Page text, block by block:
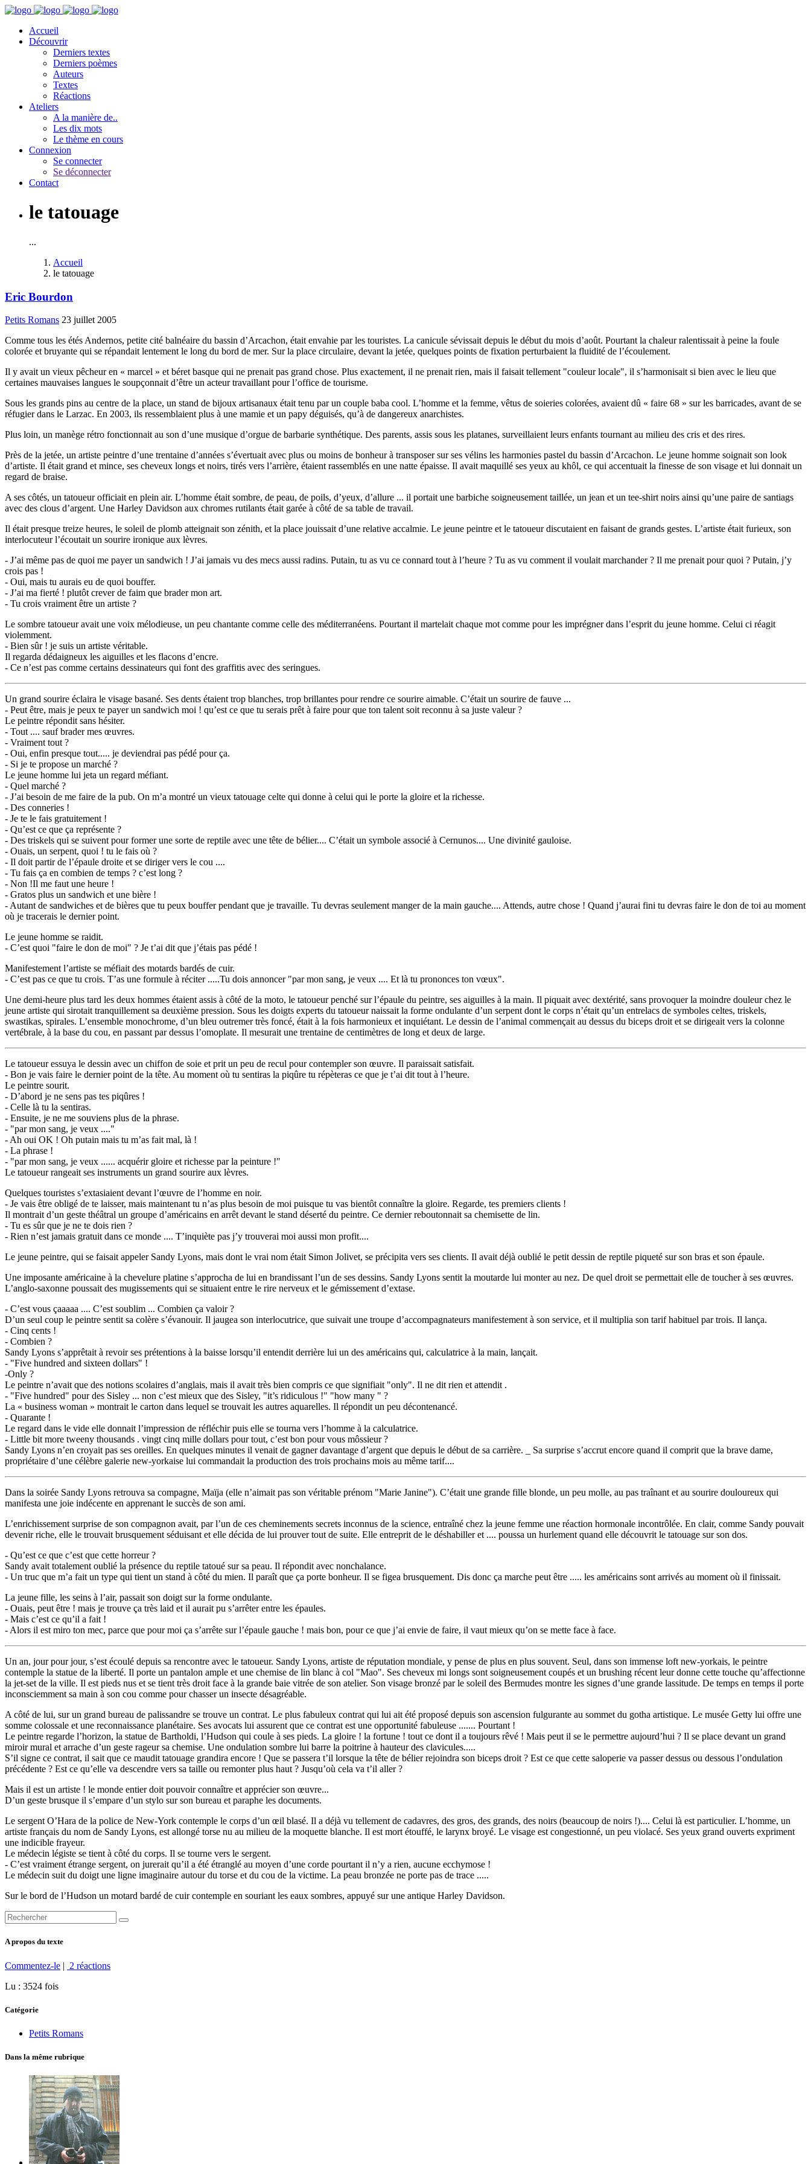
Accueil
Découvrir
Derniers textes
Derniers poèmes
Auteurs
Textes
Réactions
Ateliers
A la manière de..
Les dix mots
Le thème en cours
Connexion
Se connecter
Se déconnecter
Contact
le tatouage
...
Accueil
le tatouage
Eric Bourdon
Petits Romans 23 juillet 2005
Comme tous les étés Andernos, petite cité balnéaire du bassin d’Arcachon, était envahie par les touristes. La canicule sévissait depuis le début du mois d’août. Pourtant la chaleur ralentissait à peine la foule
colorée et bruyante qui se répandait lentement le long du bord de mer. Sur la place circulaire, devant la jetée, quelques points de fixation perturbaient la fluidité de l’écoulement.
Il y avait un vieux pêcheur en « marcel » et béret basque qui ne prenait pas grand chose. Plus exactement, il ne prenait rien, mais il faisait tellement "couleur locale", il s’harmonisait si bien avec le lieu que
certaines mauvaises langues le soupçonnait d’être un acteur travaillant pour l’office de tourisme.
Sous les grands pins au centre de la place, un stand de bijoux artisanaux était tenu par un couple baba cool. L’homme et la femme, vêtus de soieries colorées, avaient dû « faire 68 » sur les barricades, avant de se
réfugier dans le Larzac. En 2003, ils ressemblaient plus à une mamie et un papy déguisés, qu’à de dangereux anarchistes.
Plus loin, un manège rétro fonctionnait au son d’une musique d’orgue de barbarie synthétique. Des parents, assis sous les platanes, surveillaient leurs enfants tournant au milieu des cris et des rires.
Près de la jetée, un artiste peintre d’une trentaine d’années s’évertuait avec plus ou moins de bonheur à transposer sur ses vélins les harmonies pastel du bassin d’Arcachon. Le jeune homme soignait son look
d’artiste. Il était grand et mince, ses cheveux longs et noirs, tirés vers l’arrière, étaient rassemblés en une natte épaisse. Il avait maquillé ses yeux au khôl, ce qui accentuait la finesse de son visage et lui donnait un
regard de braise.
A ses côtés, un tatoueur officiait en plein air. L’homme était sombre, de peau, de poils, d’yeux, d’allure ... il portait une barbiche soigneusement taillée, un jean et un tee-shirt noirs ainsi qu’une paire de santiags
avec des clous d’argent. Une Harley Davidson aux chromes rutilants était garée à côté de sa table de travail.
Il était presque treize heures, le soleil de plomb atteignait son zénith, et la place jouissait d’une relative accalmie. Le jeune peintre et le tatoueur discutaient en faisant de grands gestes. L’artiste était furieux, son
interlocuteur l’écoutait un sourire ironique aux lèvres.
- J’ai même pas de quoi me payer un sandwich ! J’ai jamais vu des mecs aussi radins. Putain, tu as vu ce connard tout à l’heure ? Tu as vu comment il voulait marchander ? Il me prenait pour quoi ? Putain, j’y
crois pas !
- Oui, mais tu aurais eu de quoi bouffer.
- J’ai ma fierté ! plutôt crever de faim que brader mon art.
- Tu crois vraiment être un artiste ?
Le sombre tatoueur avait une voix mélodieuse, un peu chantante comme celle des méditerranéens. Pourtant il martelait chaque mot comme pour les imprégner dans l’esprit du jeune homme. Celui ci réagit
violemment.
- Bien sûr ! je suis un artiste véritable.
Il regarda dédaigneux les aiguilles et les flacons d’encre.
- Ce n’est pas comme certains dessinateurs qui font des graffitis avec des seringues.
Un grand sourire éclaira le visage basané. Ses dents étaient trop blanches, trop brillantes pour rendre ce sourire aimable. C’était un sourire de fauve ...
- Peut être, mais je peux te payer un sandwich moi ! qu’est ce que tu serais prêt à faire pour que ton talent soit reconnu à sa juste valeur ?
Le peintre répondit sans hésiter.
- Tout .... sauf brader mes œuvres.
- Vraiment tout ?
- Oui, enfin presque tout..... je deviendrai pas pédé pour ça.
- Si je te propose un marché ?
Le jeune homme lui jeta un regard méfiant.
- Quel marché ?
- J’ai besoin de me faire de la pub. On m’a montré un vieux tatouage celte qui donne à celui qui le porte la gloire et la richesse.
- Des conneries !
- Je te le fais gratuitement !
- Qu’est ce que ça représente ?
- Des triskels qui se suivent pour former une sorte de reptile avec une tête de bélier.... C’était un symbole associé à Cernunos.... Une divinité gauloise.
- Ouais, un serpent, quoi ! tu le fais où ?
- Il doit partir de l’épaule droite et se diriger vers le cou ....
- Tu fais ça en combien de temps ? c’est long ?
- Non !Il me faut une heure !
- Gratos plus un sandwich et une bière !
- Autant de sandwiches et de bières que tu peux bouffer pendant que je travaille. Tu devras seulement manger de la main gauche.... Attends, autre chose ! Quand j’aurai fini tu devras faire le don de toi au moment
où je tracerais le dernier point.
Le jeune homme se raidit.
- C’est quoi "faire le don de moi" ? Je t’ai dit que j’étais pas pédé !
Manifestement l’artiste se méfiait des motards bardés de cuir.
- C’est pas ce que tu crois. T’as une formule à réciter .....Tu dois annoncer "par mon sang, je veux .... Et là tu prononces ton vœux".
Une demi-heure plus tard les deux hommes étaient assis à côté de la moto, le tatoueur penché sur l’épaule du peintre, ses aiguilles à la main. Il piquait avec dextérité, sans provoquer la moindre douleur chez le
jeune artiste qui sirotait tranquillement sa deuxième pression. Sous les doigts experts du tatoueur naissait la forme ondulante d’un serpent dont le corps n’était qu’un entrelacs de symboles celtes, triskels,
swastikas, spirales. L’ensemble monochrome, d’un bleu outremer très foncé, était à la fois harmonieux et inquiétant. Le dessin de l’animal commençait au dessus du biceps droit et se dirigeait vers la colonne
vertébrale, à la base du cou, en passant par dessus l’omoplate. Il mesurait une trentaine de centimètres de long et deux de large.
Le tatoueur essuya le dessin avec un chiffon de soie et prit un peu de recul pour contempler son œuvre. Il paraissait satisfait.
- Bon je vais faire le dernier point de la tête. Au moment où tu sentiras la piqûre tu répèteras ce que je t’ai dit tout à l’heure.
Le peintre sourit.
- D’abord je ne sens pas tes piqûres !
- Celle là tu la sentiras.
- Ensuite, je ne me souviens plus de la phrase.
- "par mon sang, je veux ...."
- Ah oui OK ! Oh putain mais tu m’as fait mal, là !
- La phrase !
- "par mon sang, je veux ...... acquérir gloire et richesse par la peinture !"
Le tatoueur rangeait ses instruments un grand sourire aux lèvres.
Quelques touristes s’extasiaient devant l’œuvre de l’homme en noir.
- Je vais être obligé de te laisser, mais maintenant tu n’as plus besoin de moi puisque tu vas bientôt connaître la gloire. Regarde, tes premiers clients !
Il montrait d’un geste théâtral un groupe d’américains en arrêt devant le stand déserté du peintre. Ce dernier reboutonnait sa chemisette de lin.
- Tu es sûr que je ne te dois rien ?
- Rien n’est jamais gratuit dans ce monde .... T’inquiète pas j’y trouverai moi aussi mon profit....
Le jeune peintre, qui se faisait appeler Sandy Lyons, mais dont le vrai nom était Simon Jolivet, se précipita vers ses clients. Il avait déjà oublié le petit dessin de reptile piqueté sur son bras et son épaule.
Une imposante américaine à la chevelure platine s’approcha de lui en brandissant l’un de ses dessins. Sandy Lyons sentit la moutarde lui monter au nez. De quel droit se permettait elle de toucher à ses œuvres.
L’anglo-saxonne poussait des mugissements qui se situaient entre le rire nerveux et le gémissement d’extase.
- C’est vous çaaaaa .... C’est soublim ... Combien ça valoir ?
D’un seul coup le peintre sentit sa colère s’évanouir. Il jaugea son interlocutrice, que suivait une troupe d’accompagnateurs manifestement à son service, et il multiplia son tarif habituel par trois. Il lança.
- Cinq cents !
- Combien ?
Sandy Lyons s’apprêtait à revoir ses prétentions à la baisse lorsqu’il entendit derrière lui un des américains qui, calculatrice à la main, lançait.
- "Five hundred and sixteen dollars" !
-Only ?
Le peintre n’avait que des notions scolaires d’anglais, mais il avait très bien compris ce que signifiait "only". Il ne dit rien et attendit .
- "Five hundred" pour des Sisley ... non c’est mieux que des Sisley, "it’s ridiculous !" "how many " ?
La « business woman » montrait le carton dans lequel se trouvait les autres aquarelles. Il répondit un peu décontenancé.
- Quarante !
Le regard dans le vide elle donnait l’impression de réfléchir puis elle se tourna vers l’homme à la calculatrice.
- Little bit more tweeny thousands . vingt cinq mille dollars pour tout, c’est bon pour vous môssieur ?
Sandy Lyons n’en croyait pas ses oreilles. En quelques minutes il venait de gagner davantage d’argent que depuis le début de sa carrière. _ Sa surprise s’accrut encore quand il comprit que la brave dame,
propriétaire d’une célèbre galerie new-yorkaise lui commandait la production des trois prochains mois au même tarif....
Dans la soirée Sandy Lyons retrouva sa compagne, Maïja (elle n’aimait pas son véritable prénom "Marie Janine"). C’était une grande fille blonde, un peu molle, au pas traînant et au sourire douloureux qui
manifesta une joie indécente en apprenant le succès de son ami.
L’enrichissement surprise de son compagnon avait, par l’un de ces cheminements secrets inconnus de la science, entraîné chez la jeune femme une réaction hormonale incontrôlée. En clair, comme Sandy pouvait
devenir riche, elle le trouvait brusquement séduisant et elle décida de lui prouver tout de suite. Elle entreprit de le déshabiller et .... poussa un hurlement quand elle découvrit le tatouage sur son dos.
- Qu’est ce que c’est que cette horreur ?
Sandy avait totalement oublié la présence du reptile tatoué sur sa peau. Il répondit avec nonchalance.
- Un truc que m’a fait un type qui tient un stand à côté du mien. Il paraît que ça porte bonheur. Il se figea brusquement. Dis donc ça marche peut être ..... les américains sont arrivés au moment où il finissait.
La jeune fille, les seins à l’air, passait son doigt sur la forme ondulante.
- Ouais, peut être ! mais je trouve ça très laid et il aurait pu s’arrêter entre les épaules.
- Mais c’est ce qu’il a fait !
- Alors il est miro ton mec, parce que pour moi ça s’arrête sur l’épaule gauche ! mais bon, pour ce que j’ai envie de faire, il vaut mieux qu’on se mette face à face.
Un an, jour pour jour, s’est écoulé depuis sa rencontre avec le tatoueur. Sandy Lyons, artiste de réputation mondiale, y pense de plus en plus souvent. Seul, dans son immense loft new-yorkais, le peintre
contemple la statue de la liberté. Il porte un pantalon ample et une chemise de lin blanc à col "Mao". Ses cheveux mi longs sont soigneusement coupés et un brushing récent leur donne cette touche qu’affectionne
la jet-set de la ville. Il est pieds nus et se tient très droit face à la grande baie vitrée de son atelier. Son visage bronzé par le soleil des Bermudes montre les signes d’une grande lassitude. De temps en temps il porte
inconsciemment sa main à son cou comme pour chasser un insecte désagréable.
A côté de lui, sur un grand bureau de palissandre se trouve un contrat. Le plus fabuleux contrat qui lui ait été proposé depuis son ascension fulgurante au sommet du gotha artistique. Le musée Getty lui offre une
somme colossale et une reconnaissance planétaire. Ses avocats lui assurent que ce contrat est une opportunité fabuleuse ....... Pourtant !
Le peintre regarde l’horizon, la statue de Bartholdi, l’Hudson qui coule à ses pieds. La gloire ! la fortune ! tout ce dont il a toujours rêvé ! Mais peut il se le permettre aujourd’hui ? Il se place devant un grand
miroir mural et arrache d’un geste rageur sa chemise. Une ondulation sombre lui barre la poitrine à hauteur des clavicules.....
S’il signe ce contrat, il sait que ce maudit tatouage grandira encore ! Que se passera t’il lorsque la tête de bélier rejoindra son biceps droit ? Est ce que cette saloperie va passer dessus ou dessous l’ondulation
précédente ? Est ce qu’elle va descendre vers sa taille ou remonter plus haut ? Jusqu’où cela va t’il aller ?
Mais il est un artiste ! le monde entier doit pouvoir connaître et apprécier son œuvre...
D’un geste brusque il s’empare d’un stylo sur son bureau et paraphe les documents.
Le sergent O’Hara de la police de New-York contemple le corps d’un œil blasé. Il a déjà vu tellement de cadavres, des gros, des grands, des noirs (beaucoup de noirs !).... Celui là est particulier. L’homme, un
artiste français du nom de Sandy Lyons, est allongé torse nu au milieu de la moquette blanche. Il est mort étouffé, le larynx broyé. Le visage est congestionné, un peu violacé. Ses yeux grand ouverts expriment
une indicible frayeur.
Le médecin légiste se tient à côté du corps. Il se tourne vers le sergent.
- C’est vraiment étrange sergent, on jurerait qu’il a été étranglé au moyen d’une corde pourtant il n’y a rien, aucune ecchymose !
Le médecin suit du doigt une ligne imaginaire autour du torse et du cou de la victime. La peau bronzée ne porte pas de trace .....
Sur le bord de l’Hudson un motard bardé de cuir contemple en souriant les eaux sombres, appuyé sur une antique Harley Davidson.
A propos du texte
Commentez-le | 2 réactions
Lu : 3524 fois
Catégorie
Petits Romans
Dans la même rubrique